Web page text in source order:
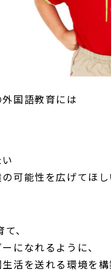
国語教育には
可能性を広げてほし
、
になれるように、
活を送れる環境を構